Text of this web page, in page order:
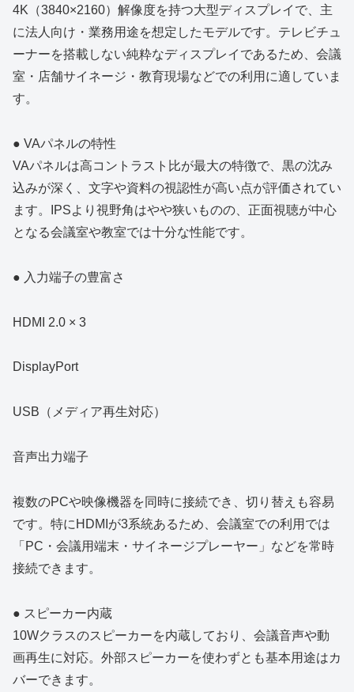
4K（3840×2160）解像度を持つ大型ディスプレイで、主
に法人向け・業務用途を想定したモデルです。テレビチュ
ーナーを搭載しない純粋なディスプレイであるため、会議
室・店舗サイネージ・教育現場などでの利用に適していま
す。
● VAパネルの特性
VAパネルは高コントラスト比が最大の特徴で、黒の沈み
込みが深く、文字や資料の視認性が高い点が評価されてい
ます。IPSより視野角はやや狭いものの、正面視聴が中心
となる会議室や教室では十分な性能です。
● 入力端子の豊富さ
HDMI 2.0 × 3
DisplayPort
USB（メディア再生対応）
音声出力端子
複数のPCや映像機器を同時に接続でき、切り替えも容易
です。特にHDMIが3系統あるため、会議室での利用では
「PC・会議用端末・サイネージプレーヤー」などを常時
接続できます。
● スピーカー内蔵
10Wクラスのスピーカーを内蔵しており、会議音声や動
画再生に対応。外部スピーカーを使わずとも基本用途はカ
バーできます。